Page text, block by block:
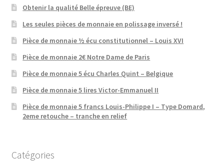
Obtenir la qualité Belle épreuve (BE)
Les seules pièces de monnaie en polissage inversé !
Pièce de monnaie ½ écu constitutionnel – Louis XVI
Pièce de monnaie 2€ Notre Dame de Paris
Pièce de monnaie 5 écu Charles Quint – Belgique
Pièce de monnaie 5 lires Victor-Emmanuel II
Pièce de monnaie 5 francs Louis-Philippe I – Type Domard,
2eme retouche – tranche en relief
Catégories